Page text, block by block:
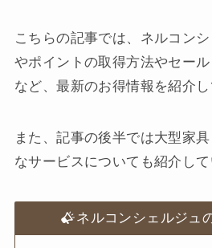
こちらの記事では、ネルコン
やポイントの取得方法やセー
など、最新のお得情報を紹介し
また、記事の後半では大型家
なサービスについても紹介して
ネルコンシェルジュ